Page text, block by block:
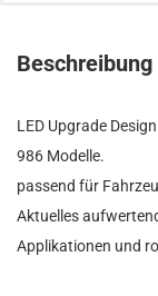
Beschreibung
LED Upgrade
986 Modelle.
passend für
Aktuelles
Applikationen und